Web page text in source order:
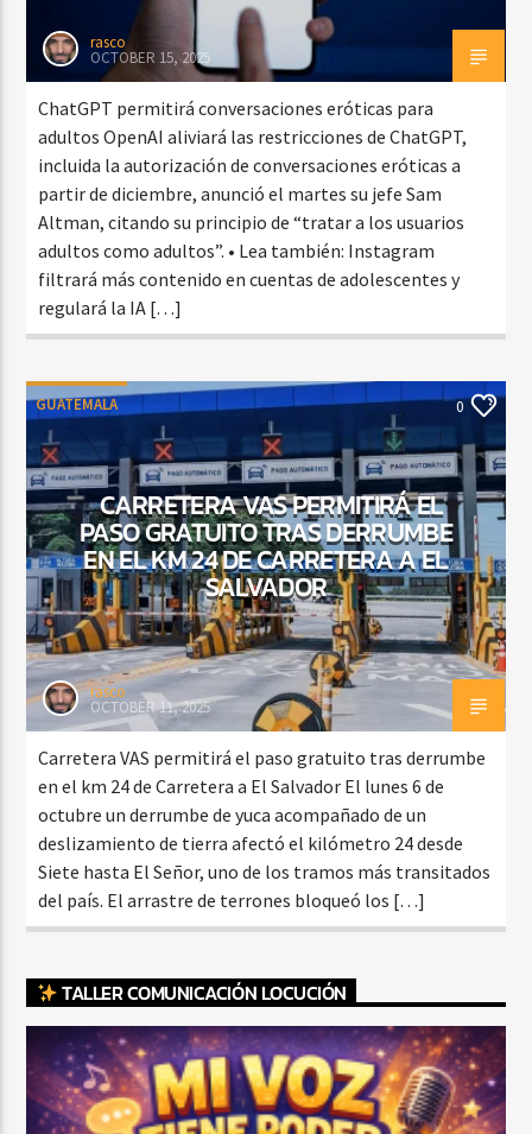
rasco
OCTOBER 15, 2025
ChatGPT permitirá conversaciones eróticas para
adultos OpenAI aliviará las restricciones de ChatGPT,
incluida la autorización de conversaciones eróticas a
partir de diciembre, anunció el martes su jefe Sam
Altman, citando su principio de “tratar a los usuarios
adultos como adultos”. • Lea también: Instagram
filtrará más contenido en cuentas de adolescentes y
regulará la IA […]
GUATEMALA 0
CARRETERA VAS PERMITIRÁ EL
PASO GRATUITO TRAS DERRUMBE
EN EL KM 24 DE CARRETERA A EL
SALVADOR
rasco
OCTOBER 11, 2025
Carretera VAS permitirá el paso gratuito tras derrumbe
en el km 24 de Carretera a El Salvador El lunes 6 de
octubre un derrumbe de yuca acompañado de un
deslizamiento de tierra afectó el kilómetro 24 desde
Siete hasta El Señor, uno de los tramos más transitados
del país. El arrastre de terrones bloqueó los […]
TALLER COMUNICACIÓN LOCUCIÓN